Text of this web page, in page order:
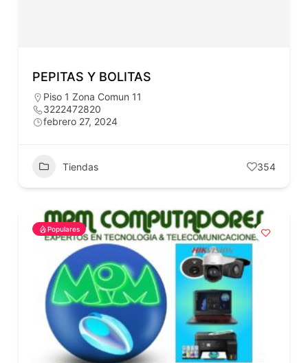
PEPITAS Y BOLITAS
Piso 1 Zona Comun 11
3222472820
febrero 27, 2024
Tiendas 354
Populares